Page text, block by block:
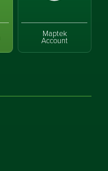
Maptek
Account